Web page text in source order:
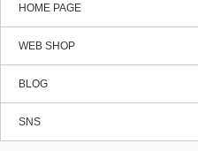
HOME PAGE
WEB SHOP
BLOG
SNS